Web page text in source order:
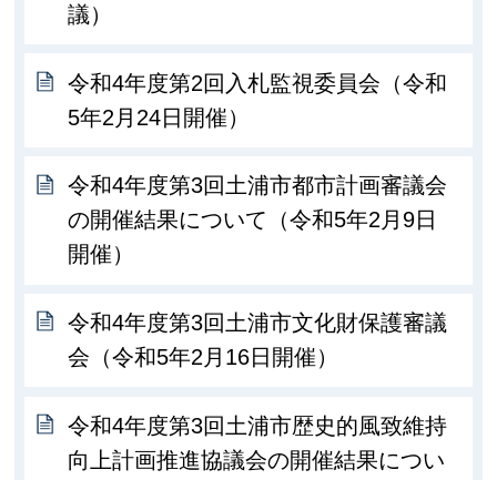
議）
令和4年度第2回入札監視委員会（令和
5年2月24日開催）
令和4年度第3回土浦市都市計画審議会
の開催結果について（令和5年2月9日
開催）
令和4年度第3回土浦市文化財保護審議
会（令和5年2月16日開催）
令和4年度第3回土浦市歴史的風致維持
向上計画推進協議会の開催結果につい